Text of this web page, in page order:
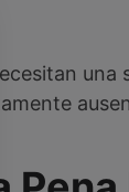
una